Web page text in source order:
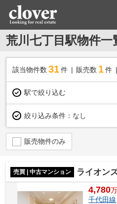
荒川七丁目駅物件一
該当物件数 31件 販売数 1 件
駅で絞り込む
絞り込み条件： なし
販売物件のみ
売買 | 中古マンション ライオン
4,780万
千代田線